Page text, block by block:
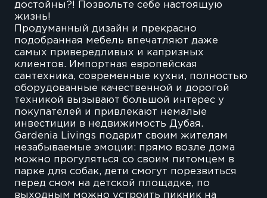
достойны?! Позвольте себе настоящую
жизнь!
Продуманный дизайн и прекрасно
подобранная мебель впечатляют даже
самых привередливых и капризных
клиентов. Импортная европейская
сантехника, современные кухни, полностью
оборудованные качественной и дорогой
техникой вызывают большой интерес у
покупателей и привлекают немалые
инвестиции в недвижимость Дубая.
Gardenia Livings подарит своим жителям
незабываемые эмоции: прямо возле дома
можно прогуляться со своим питомцем в
парке для собак, дети смогут порезвиться
перед сном на детской площадке, по
выходным можно устроить пикник на